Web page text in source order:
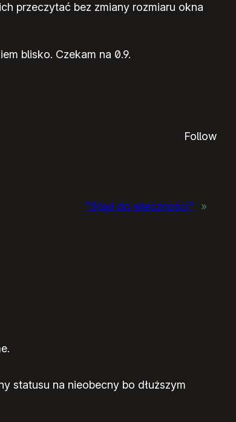
przeczytać bez zmiany rozmiaru okna
blisko. Czekam na 0.9.
Follow
“Stąd do wieczności” »
statusu na nieobecny bo dłuższym